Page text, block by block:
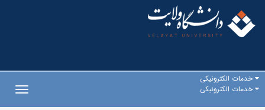
خدمات الکترونیکی
خدمات الکترونیکی